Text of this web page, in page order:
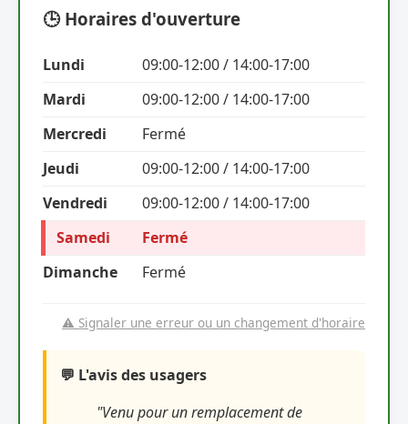
🕒 Horaires d'ouverture
Lundi
09:00-12:00 / 14:00-17:00
Mardi
09:00-12:00 / 14:00-17:00
Mercredi
Fermé
Jeudi
09:00-12:00 / 14:00-17:00
Vendredi
09:00-12:00 / 14:00-17:00
Samedi
Fermé
Dimanche
Fermé
⚠️ Signaler une erreur ou un changement d'horaire
💬 L'avis des usagers
"Venu pour un remplacement de